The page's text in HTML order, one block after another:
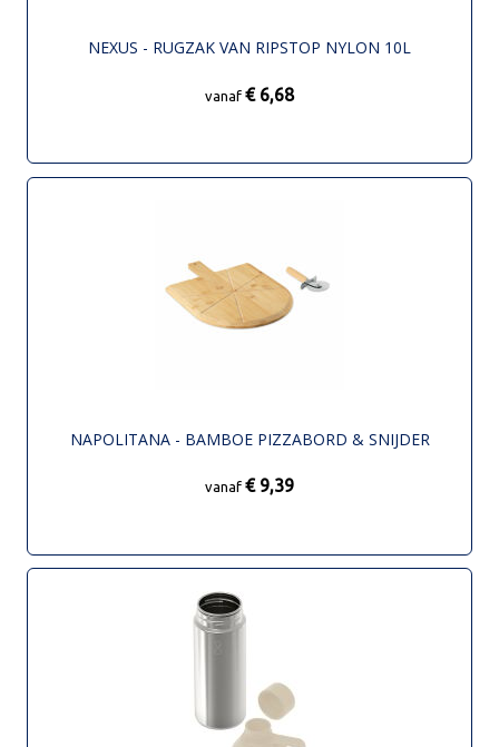
NEXUS - RUGZAK VAN RIPSTOP NYLON 10L
vanaf € 6,68
NAPOLITANA - BAMBOE PIZZABORD & SNIJDER
vanaf € 9,39